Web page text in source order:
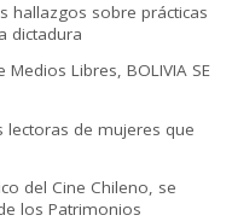
hallazgos sobre prácticas
dictadura
Libres, BOLIVIA SE
lectoras de mujeres que
del Cine Chileno, se
los Patrimonios